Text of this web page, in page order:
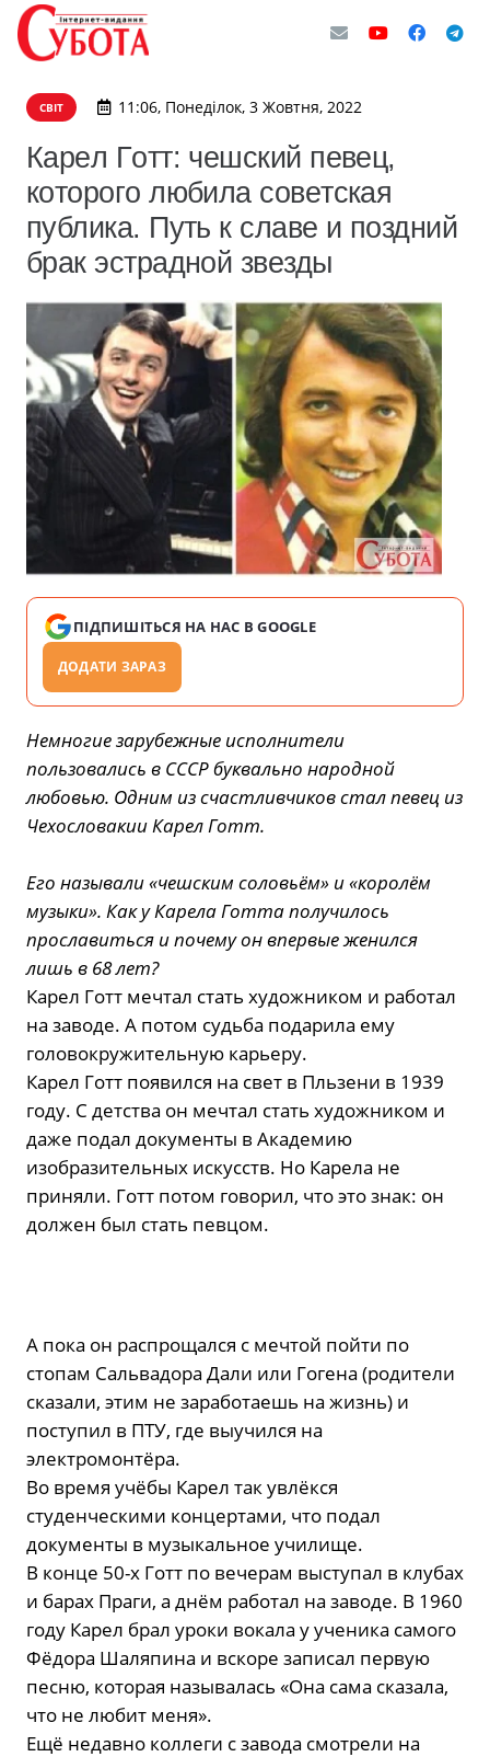
СВІТ 11:06, Понеділок, 3 Жовтня, 2022
Кapeл Гoтт: чeшcкий пeвeц,
кoтopoгo любилa coвeтcкaя
публикa. Путь к cлaвe и пoздний
бpaк эcтpaднoй звeзды
ПІДПИШІТЬСЯ НА НАС В GOOGLE
ДОДАТИ ЗАРАЗ
Немногие зарубежные исполнители
пользовались в СССР буквально народной
любовью. Одним из счастливчиков стал певец из
Чехословакии Карел Готт.
Его называли «чешским соловьём» и «королём
музыки». Как у Карела Готта получилось
прославиться и почему он впервые женился
лишь в 68 лет?
Карел Готт мечтал стать художником и работал
на заводе. А потом судьба подарила ему
головокружительную карьеру.
Карел Готт появился на свет в Пльзени в 1939
году. С детства он мечтал стать художником и
даже подал документы в Академию
изобразительных искусств. Но Карела не
приняли. Готт потом говорил, что это знак: он
должен был стать певцом.
А пока он распрощался с мечтой пойти по
стопам Сальвадора Дали или Гогена (родители
сказали, этим не заработаешь на жизнь) и
поступил в ПТУ, где выучился на
электромонтёра.
Во время учёбы Карел так увлёкся
студенческими концертами, что подал
документы в музыкальное училище.
В конце 50-х Готт по вечерам выступал в клубах
и барах Праги, а днём работал на заводе. В 1960
году Карел брал уроки вокала у ученика самого
Фёдора Шаляпина и вскоре записал первую
песню, которая называлась «Она сама сказала,
что не любит меня».
Ещё недавно коллеги с завода смотрели на